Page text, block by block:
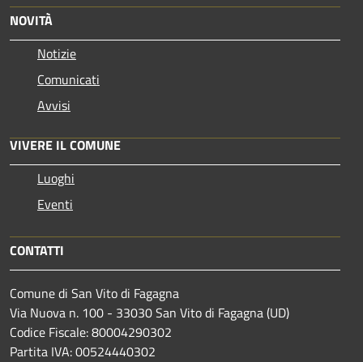
NOVITÀ
Notizie
Comunicati
Avvisi
VIVERE IL COMUNE
Luoghi
Eventi
CONTATTI
Comune di San Vito di Fagagna
Via Nuova n. 100 - 33030 San Vito di Fagagna (UD)
Codice Fiscale: 80004290302
Partita IVA: 00524440302